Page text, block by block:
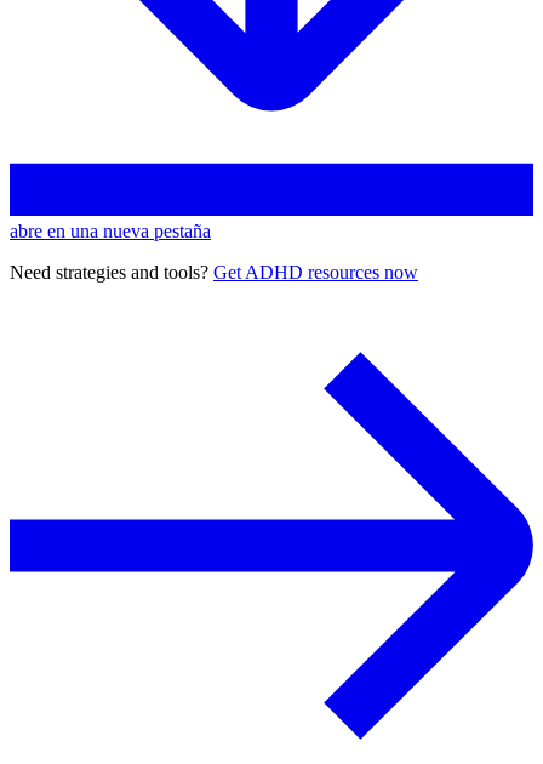
abre en una nueva pestaña
Need strategies and tools? Get ADHD resources now